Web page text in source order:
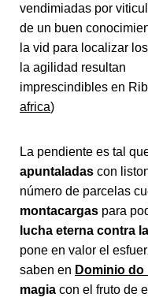
vendimiadas por
de un buen
la vid para localizar
la agilidad resultan
imprescindibles en
africa)
La pendiente es tal
apuntaladas con
número de parcelas
montacargas para
lucha eterna contra
pone en valor el
saben en Dominio do
magia con el fruto de